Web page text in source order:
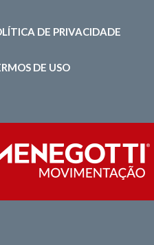
DE PRIVACIDADE
DE USO